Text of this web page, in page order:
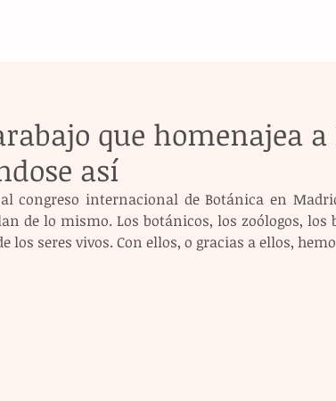
que homenajea
así
congreso internacional de Botánica en
de lo mismo. Los botánicos, los zoólogos, los
los seres vivos. Con ellos, o gracias a ellos,